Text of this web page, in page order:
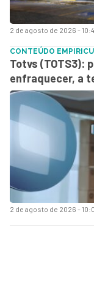
2 de agosto de 2026 -
2 de agosto de 2026 -
CONTEÚDO
Totvs (TOTS3):
enfraquecer, a